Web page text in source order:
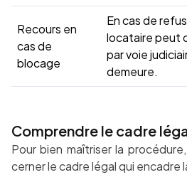
Recours en
cas de
blocage
En cas de
locataire peut
par voie
demeure.
Comprendre le cadre
Pour bien maîtriser la
cerner le cadre légal qui encadre